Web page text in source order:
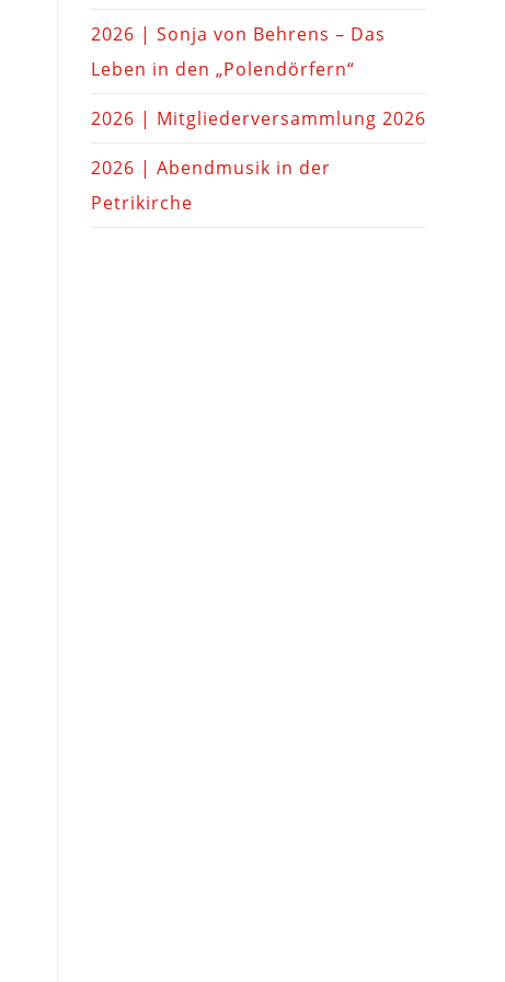
2026 | Sonja von Behrens – Das
Leben in den „Polendörfern“
2026 | Mitgliederversammlung 2026
2026 | Abendmusik in der
Petrikirche